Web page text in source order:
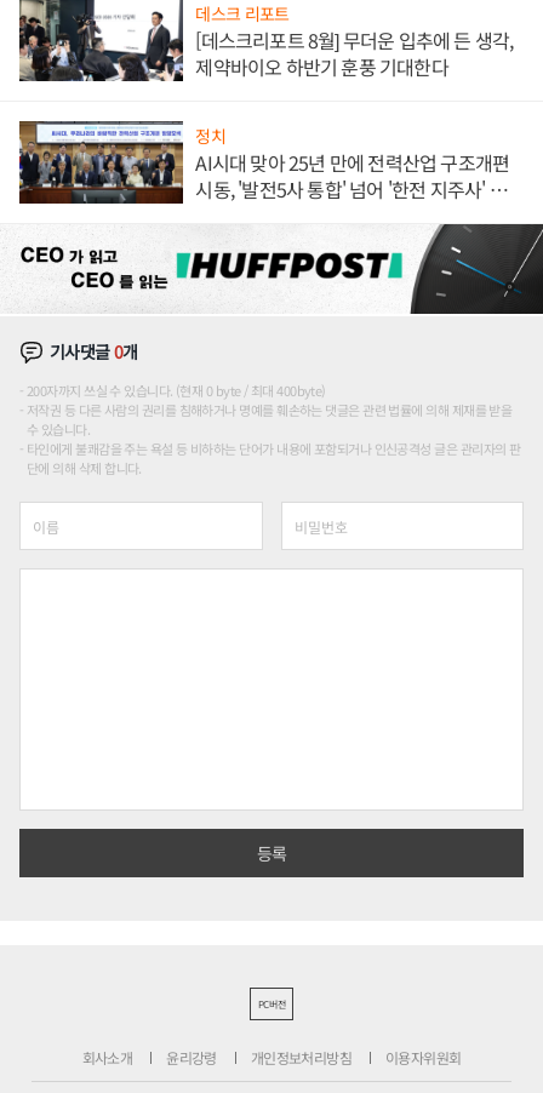
데스크 리포트
[데스크리포트 8월] 무더운 입추에 든 생각,
제약바이오 하반기 훈풍 기대한다
정치
AI시대 맞아 25년 만에 전력산업 구조개편
시동, '발전5사 통합' 넘어 '한전 지주사' 재편
기사댓글0개
200자까지 쓰실 수 있습니다. (현재 0 byte / 최대 400byte)
저작권 등 다른 사람의 권리를 침해하거나 명예를 훼손하는 댓글은 관련 법률에 의해 제재를 받을
수 있습니다.
타인에게 불쾌감을 주는 욕설 등 비하하는 단어가 내용에 포함되거나 인신공격성 글은 관리자의 판
단에 의해 삭제 합니다.
PC버전
회사소개 윤리강령 개인정보처리방침 이용자위원회